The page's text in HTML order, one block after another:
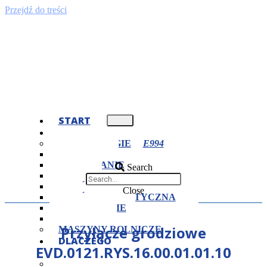
Przejdź do treści
START
TECHNOLOGIE
FREZOWANIE
CIĘCIE
OBRÓBKA CIEPLNA
OBRÓBKA PLASTYCZNA
SZLIFOWANIE
MASZYNY ROLNICZE
DLACZEGO
MY?
Search
Close
Przyłącze grodziowe
EVD.0121.RYS.16.00.01.01.10